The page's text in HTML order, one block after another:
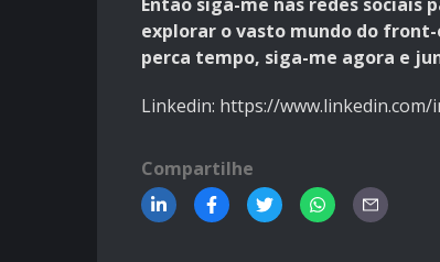
explorar o vasto mundo do
perca tempo, siga-me agora e
Linkedin: https://
Compartilhe